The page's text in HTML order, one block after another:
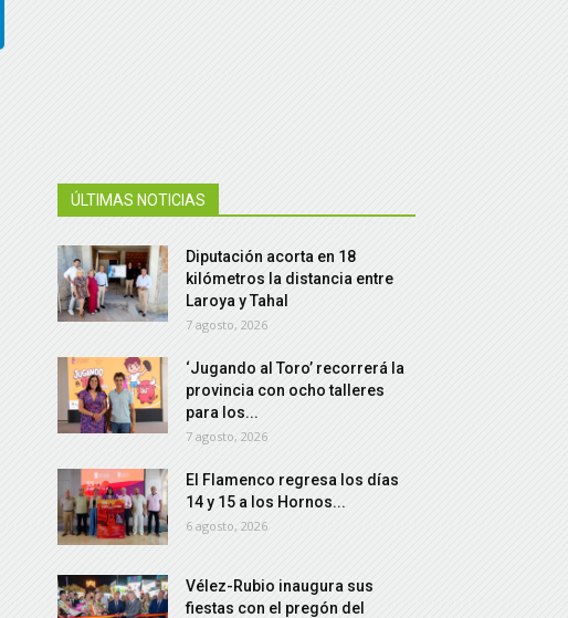
ÚLTIMAS NOTICIAS
Diputación acorta en 18
kilómetros la distancia entre
Laroya y Tahal
7 agosto, 2026
‘Jugando al Toro’ recorrerá la
provincia con ocho talleres
para los...
7 agosto, 2026
El Flamenco regresa los días
14 y 15 a los Hornos...
6 agosto, 2026
Vélez-Rubio inaugura sus
fiestas con el pregón del